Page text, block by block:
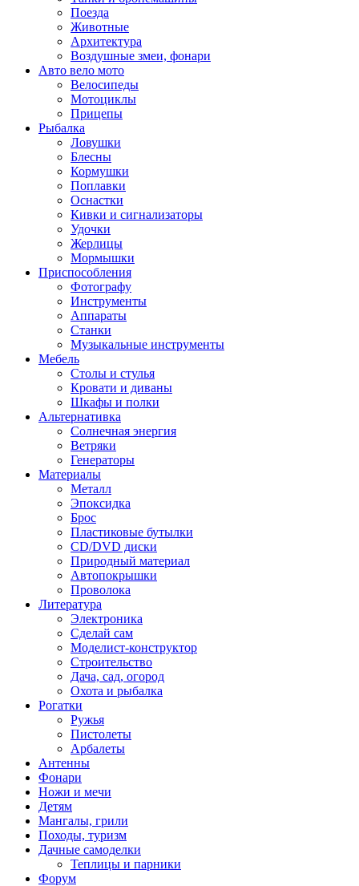
Поезда
Животные
Архитектура
Воздушные змеи, фонари
Авто вело мото
Велосипеды
Мотоциклы
Прицепы
Рыбалка
Ловушки
Блесны
Кормушки
Поплавки
Оснастки
Кивки и сигнализаторы
Удочки
Жерлицы
Мормышки
Приспособления
Фотографу
Инструменты
Аппараты
Станки
Музыкальные инструменты
Мебель
Столы и стулья
Кровати и диваны
Шкафы и полки
Альтернативка
Солнечная энергия
Ветряки
Генераторы
Материалы
Металл
Эпоксидка
Брос
Пластиковые бутылки
CD/DVD диски
Природный материал
Автопокрышки
Проволока
Литература
Электроника
Сделай сам
Моделист-конструктор
Строительство
Дача, сад, огород
Охота и рыбалка
Рогатки
Ружья
Пистолеты
Арбалеты
Антенны
Фонари
Ножи и мечи
Детям
Мангалы, грили
Походы, туризм
Дачные самоделки
Теплицы и парники
Форум